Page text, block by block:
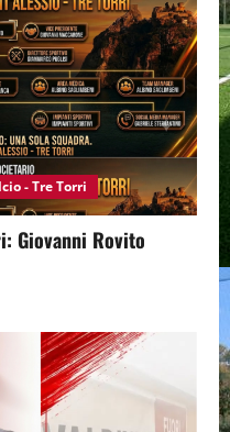
- Tre Torri
Giovanni Rovito